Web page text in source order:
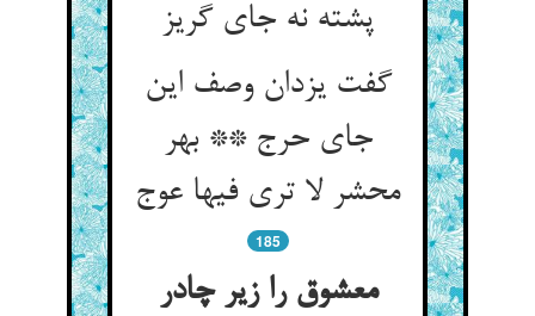
پشته نه جای گریز
گفت یزدان وصف این
جای حرج ** بهر
محشر لا تری فیها عوج
185
معشوق را زیر چادر